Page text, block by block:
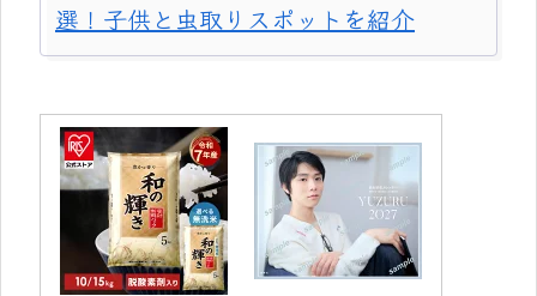
選！子供と虫取りスポットを紹介